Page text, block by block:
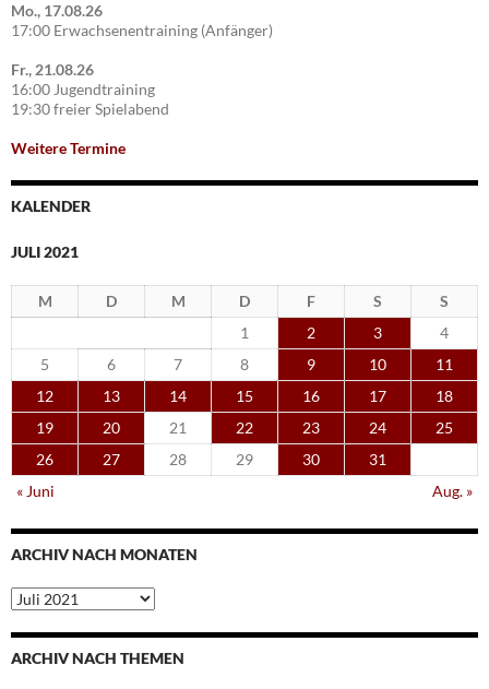
Mo., 17.08.26
17:00 Erwachsenentraining (Anfänger)
Fr., 21.08.26
16:00 Jugendtraining
19:30 freier Spielabend
Weitere Termine
KALENDER
JULI 2021
M D M D F S
S
1
2 3
4
5
6 7 8 9 10
11
12
13 14 15 16 17
18
19
20 21 22 23 24
25
26
27 28 29 30
31
« Juni
Aug. »
ARCHIV NACH MONATEN
Archiv
nach
Monaten
ARCHIV NACH THEMEN